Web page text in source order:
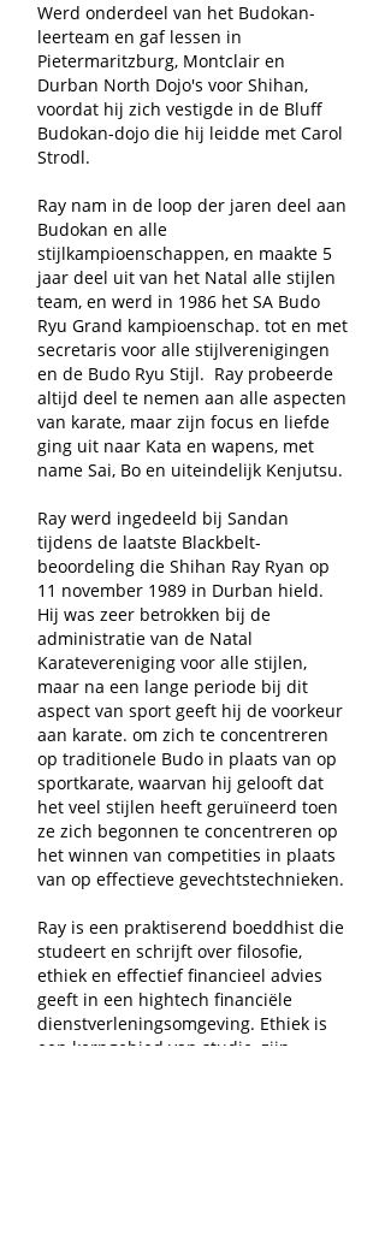
Werd onderdeel van het Budokan-
leerteam en gaf lessen in
Pietermaritzburg, Montclair en
Durban North Dojo's voor Shihan,
voordat hij zich vestigde in de Bluff
Budokan-dojo die hij leidde met Carol
Strodl.
Ray nam in de loop der jaren deel aan
Budokan en alle
stijlkampioenschappen, en maakte 5
jaar deel uit van het Natal alle stijlen
team, en werd in 1986 het SA Budo
Ryu Grand kampioenschap. tot en met
secretaris voor alle stijlverenigingen
en de Budo Ryu Stijl. Ray probeerde
altijd deel te nemen aan alle aspecten
van karate, maar zijn focus en liefde
ging uit naar Kata en wapens, met
name Sai, Bo en uiteindelijk Kenjutsu.
Ray werd ingedeeld bij Sandan
tijdens de laatste Blackbelt-
beoordeling die Shihan Ray Ryan op
11 november 1989 in Durban hield.
Hij was zeer betrokken bij de
administratie van de Natal
Karatevereniging voor alle stijlen,
maar na een lange periode bij dit
aspect van sport geeft hij de voorkeur
aan karate. om zich te concentreren
op traditionele Budo in plaats van op
sportkarate, waarvan hij gelooft dat
het veel stijlen heeft geruïneerd toen
ze zich begonnen te concentreren op
het winnen van competities in plaats
van op effectieve gevechtstechnieken.
Ray is een praktiserend boeddhist die
studeert en schrijft over filosofie,
ethiek en effectief financieel advies
geeft in een hightech financiële
dienstverleningsomgeving. Ethiek is
een kerngebied van studie, zijn